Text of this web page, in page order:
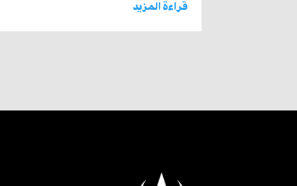
قراءة المزيد